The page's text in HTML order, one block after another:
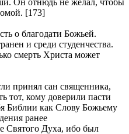
Он отнюдь не желал, чтобы
[173]
о благодати Божьей.
и среди студенчества.
смерть Христа может
принял сан священника,
тот, кому доверили пасти
Библии как Слову Божьему
ранее
Святого Духа, ибо был